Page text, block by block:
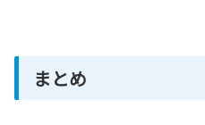
まとめ